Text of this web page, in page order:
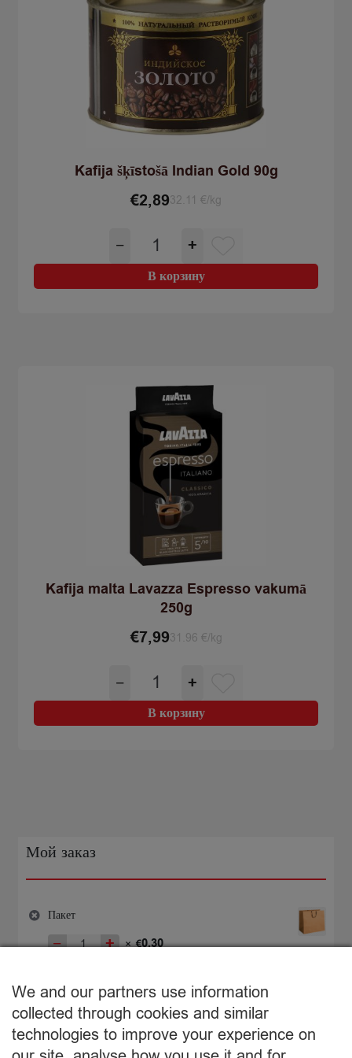
Kafija šķīstošā Indian Gold 90g
€2,8932.11 €/kg
−
Количество
товара
Kafija
šķīstošā
+
В корзину
Kafija malta Lavazza Espresso vakumā
250g
€7,9931.96 €/kg
−
Количество
товара
Kafija
malta
+
В корзину
Мой заказ
Пакет
−
Количество
Пакет
+ × €0,30
Подытог: €0,30
Просмотр корзины
We and our partners use information
collected through cookies and similar
technologies to improve your experience on